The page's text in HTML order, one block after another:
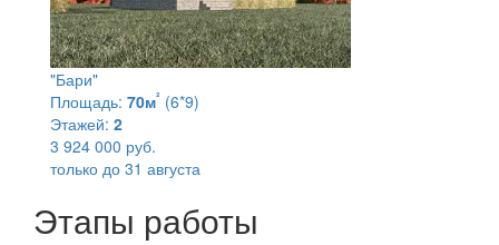
"Бари"
Площадь: 70м² (6*9)
Этажей: 2
3 924 000 руб.
только до 31 августа
Этапы работы